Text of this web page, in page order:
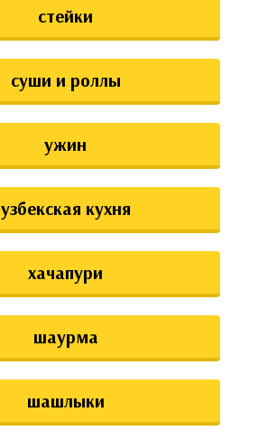
стейки
суши и роллы
ужин
узбекская кухня
хачапури
шаурма
шашлыки